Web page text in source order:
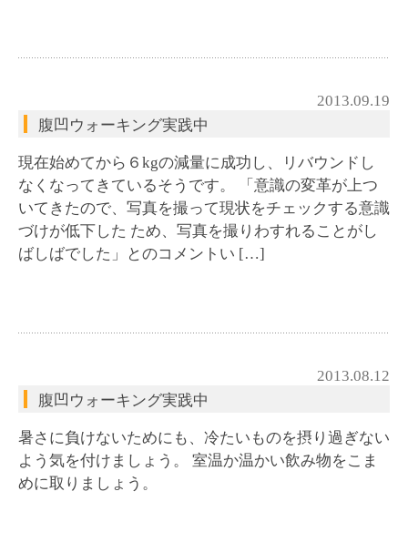
2013.09.19
腹凹ウォーキング実践中
現在始めてから６kgの減量に成功し、リバウンドし
なくなってきているそうです。 「意識の変革が上つ
いてきたので、写真を撮って現状をチェックする意識
づけが低下した ため、写真を撮りわすれることがし
ばしばでした」とのコメントい […]
2013.08.12
腹凹ウォーキング実践中
暑さに負けないためにも、冷たいものを摂り過ぎない
よう気を付けましょう。 室温か温かい飲み物をこま
めに取りましょう。